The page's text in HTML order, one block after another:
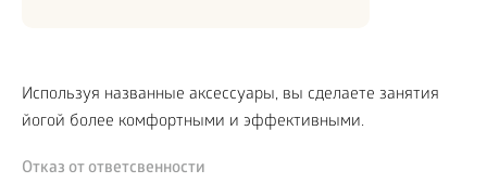
Используя названные аксессуары, вы сделаете занятия
йогой более комфортными и эффективными.
Отказ от ответсвенности